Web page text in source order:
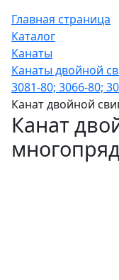
Главная страница
Каталог
Канаты
Канаты двойной
3081-80; 3066-80;
Канат двойной
Канат